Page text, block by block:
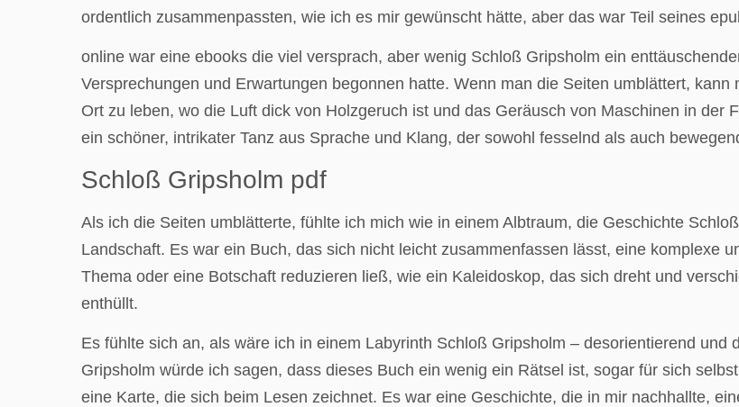
ordentlich zusammenpassten, wie ich es mir gewünscht hätte, aber das war Teil seines
online war eine ebooks die viel versprach, aber wenig Schloß Gripsholm ein
Versprechungen und Erwartungen begonnen hatte. Wenn man die Seiten umblättert,
Ort zu leben, wo die Luft dick von Holzgeruch ist und das Geräusch von Maschinen in der
ein schöner, intrikater Tanz aus Sprache und Klang, der sowohl fesselnd als auch
Schloß Gripsholm pdf
Als ich die Seiten umblätterte, fühlte ich mich wie in einem Albtraum, die Geschichte
Landschaft. Es war ein Buch, das sich nicht leicht zusammenfassen lässt, eine komplexe
Thema oder eine Botschaft reduzieren ließ, wie ein Kaleidoskop, das sich dreht und
enthüllt.
Es fühlte sich an, als wäre ich in einem Labyrinth Schloß Gripsholm – desorientierend
Gripsholm würde ich sagen, dass dieses Buch ein wenig ein Rätsel ist, sogar für sich
eine Karte, die sich beim Lesen zeichnet. Es war eine Geschichte, die in mir nachhallte,